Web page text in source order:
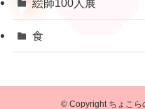
絵師100人展
食
©Copyright ちょこら